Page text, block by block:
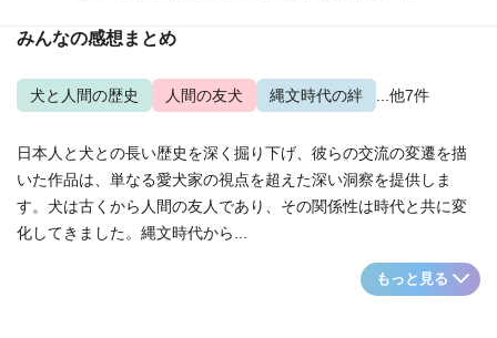
みんなの感想まとめ
犬と人間の歴史 人間の友犬 縄文時代の絆 ...他7件
日本人と犬との長い歴史を深く掘り下げ、彼らの交流の変遷を描
いた作品は、単なる愛犬家の視点を超えた深い洞察を提供しま
す。犬は古くから人間の友人であり、その関係性は時代と共に変
化してきました。縄文時代から...
もっと見る